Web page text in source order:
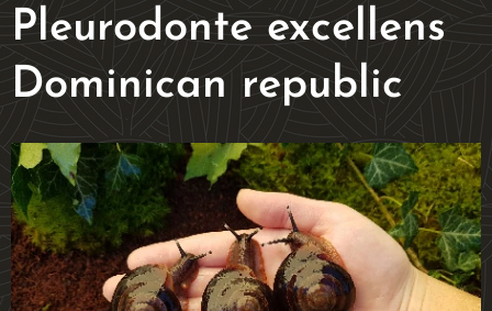
Pleurodonte excellens
Dominican republic